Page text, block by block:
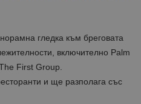
гледка към бреговата
включително Palm
First Group.
и ще разполага със